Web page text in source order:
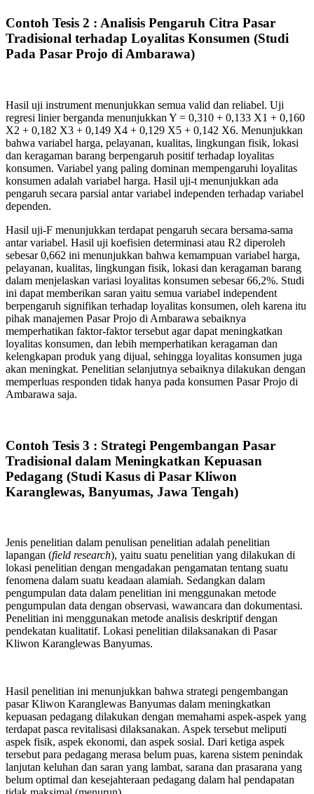
Contoh Tesis 2 : Analisis Pengaruh Citra Pasar
Tradisional terhadap Loyalitas Konsumen (Studi
Pada Pasar Projo di Ambarawa)
Hasil uji instrument menunjukkan semua valid dan reliabel. Uji
regresi linier berganda menunjukkan Y = 0,310 + 0,133 X1 + 0,160
X2 + 0,182 X3 + 0,149 X4 + 0,129 X5 + 0,142 X6. Menunjukkan
bahwa variabel harga, pelayanan, kualitas, lingkungan fisik, lokasi
dan keragaman barang berpengaruh positif terhadap loyalitas
konsumen. Variabel yang paling dominan mempengaruhi loyalitas
konsumen adalah variabel harga. Hasil uji-t menunjukkan ada
pengaruh secara parsial antar variabel independen terhadap variabel
dependen.
Hasil uji-F menunjukkan terdapat pengaruh secara bersama-sama
antar variabel. Hasil uji koefisien determinasi atau R2 diperoleh
sebesar 0,662 ini menunjukkan bahwa kemampuan variabel harga,
pelayanan, kualitas, lingkungan fisik, lokasi dan keragaman barang
dalam menjelaskan variasi loyalitas konsumen sebesar 66,2%. Studi
ini dapat memberikan saran yaitu semua variabel independent
berpengaruh signifikan terhadap loyalitas konsumen, oleh karena itu
pihak manajemen Pasar Projo di Ambarawa sebaiknya
memperhatikan faktor-faktor tersebut agar dapat meningkatkan
loyalitas konsumen, dan lebih memperhatikan keragaman dan
kelengkapan produk yang dijual, sehingga loyalitas konsumen juga
akan meningkat. Penelitian selanjutnya sebaiknya dilakukan dengan
memperluas responden tidak hanya pada konsumen Pasar Projo di
Ambarawa saja.
Contoh Tesis 3 : Strategi Pengembangan Pasar
Tradisional dalam Meningkatkan Kepuasan
Pedagang (Studi Kasus di Pasar Kliwon
Karanglewas, Banyumas, Jawa Tengah)
Jenis penelitian dalam penulisan penelitian adalah penelitian
lapangan (field research), yaitu suatu penelitian yang dilakukan di
lokasi penelitian dengan mengadakan pengamatan tentang suatu
fenomena dalam suatu keadaan alamiah. Sedangkan dalam
pengumpulan data dalam penelitian ini menggunakan metode
pengumpulan data dengan observasi, wawancara dan dokumentasi.
Penelitian ini menggunakan metode analisis deskriptif dengan
pendekatan kualitatif. Lokasi penelitian dilaksanakan di Pasar
Kliwon Karanglewas Banyumas.
Hasil penelitian ini menunjukkan bahwa strategi pengembangan
pasar Kliwon Karanglewas Banyumas dalam meningkatkan
kepuasan pedagang dilakukan dengan memahami aspek-aspek yang
terdapat pasca revitalisasi dilaksanakan. Aspek tersebut meliputi
aspek fisik, aspek ekonomi, dan aspek sosial. Dari ketiga aspek
tersebut para pedagang merasa belum puas, karena sistem penindak
lanjutan keluhan dan saran yang lambat, sarana dan prasarana yang
belum optimal dan kesejahteraan pedagang dalam hal pendapatan